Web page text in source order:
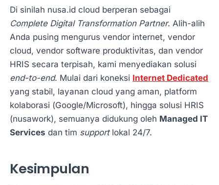
Di sinilah nusa.id cloud berperan sebagai
Complete Digital Transformation Partner. Alih-alih
Anda pusing mengurus vendor internet, vendor
cloud, vendor software produktivitas, dan vendor
HRIS secara terpisah, kami menyediakan solusi
end-to-end. Mulai dari koneksi Internet Dedicated
yang stabil, layanan cloud yang aman, platform
kolaborasi (Google/Microsoft), hingga solusi HRIS
(nusawork), semuanya didukung oleh Managed IT
Services dan tim supportlokal 24/7.
Kesimpulan